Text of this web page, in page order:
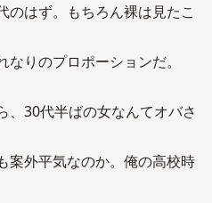
のはず。もちろん裸は見たこ
りのプロポーションだ。
、30代半ばの女なんてオバさ
案外平気なのか。俺の高校時